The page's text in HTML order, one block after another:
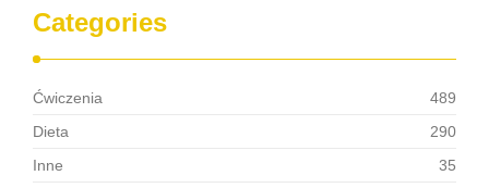
Categories
Ćwiczenia
489
Dieta
290
Inne
35